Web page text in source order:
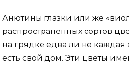
Анютины глазки или же
распространенных сортов
на грядке едва ли не каждая
есть свой дом. Эти цветы